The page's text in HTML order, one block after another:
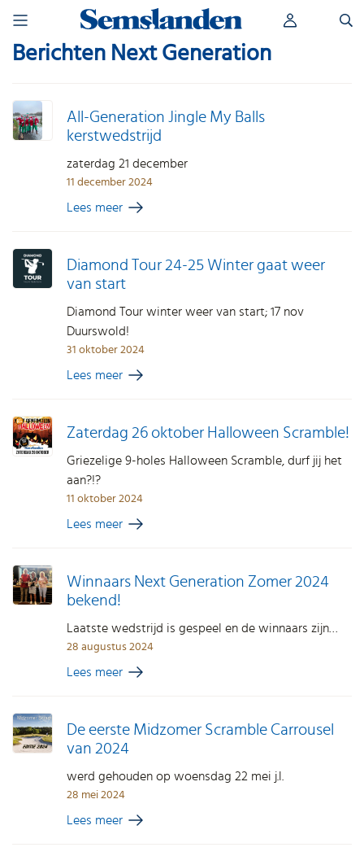
naar:
Berichten Next Generation
All-Generation Jingle My Balls
kerstwedstrijd
zaterdag 21 december
11 december 2024
Lees meer
Diamond Tour 24-25 Winter gaat weer
van start
Diamond Tour winter weer van start; 17 nov
Duurswold!
31 oktober 2024
Lees meer
Zaterdag 26 oktober Halloween Scramble!
Griezelige 9-holes Halloween Scramble, durf jij het
aan?!?
11 oktober 2024
Lees meer
Winnaars Next Generation Zomer 2024
bekend!
Laatste wedstrijd is gespeel en de winnaars zijn…
28 augustus 2024
Lees meer
De eerste Midzomer Scramble Carrousel
van 2024
werd gehouden op woensdag 22 mei j.l.
28 mei 2024
Lees meer